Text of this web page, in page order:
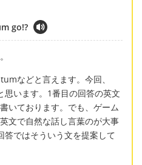
go!?
などと言えます。今回、
います。1番目の回答の英文
いております。でも、ゲーム
文で自然な話し言葉のが大事
答ではそういう文を提案して